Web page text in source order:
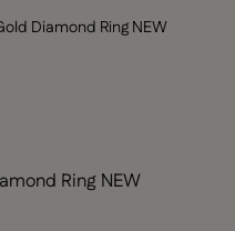
Diamond Ring NEW
Ring NEW